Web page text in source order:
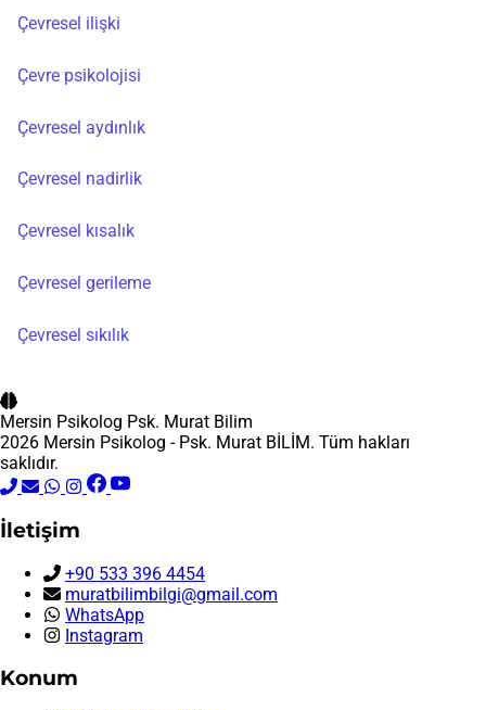
Çevresel ilişki
Çevre psikolojisi
Çevresel aydınlık
Çevresel nadirlik
Çevresel kısalık
Çevresel gerileme
Çevresel sıkılık
Mersin Psikolog Psk. Murat Bilim
2026 Mersin Psikolog - Psk. Murat BİLİM. Tüm hakları
saklıdır.
İletişim
+90 533 396 4454
muratbilimbilgi@gmail.com
WhatsApp
Instagram
Konum